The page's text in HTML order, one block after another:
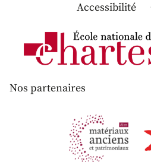
Accessibilité
Nos partenaires